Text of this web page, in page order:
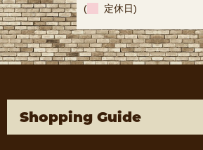
( 定休日)
Shopping Guide